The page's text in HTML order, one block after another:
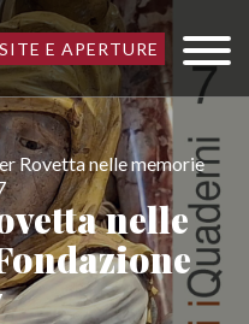
E APERTURE
Rovetta nelle memorie
nelle